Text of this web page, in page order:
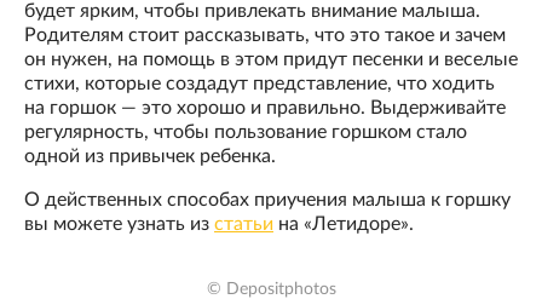
будет ярким, чтобы привлекать внимание малыша.
Родителям стоит рассказывать, что это такое и зачем
он нужен, на помощь в этом придут песенки и веселые
стихи, которые создадут представление, что ходить
на горшок — это хорошо и правильно. Выдерживайте
регулярность, чтобы пользование горшком стало
одной из привычек ребенка.
О действенных способах приучения малыша к горшку
вы можете узнать из статьи на «Летидоре».
© Depositphotos